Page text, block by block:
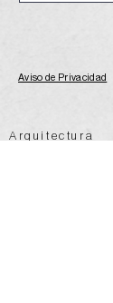
Aviso de Privacidad
Arquitectura